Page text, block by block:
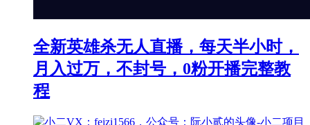
全新英雄杀无人直播，每天半小时，
月入过万，不封号，0粉开播完整教
程